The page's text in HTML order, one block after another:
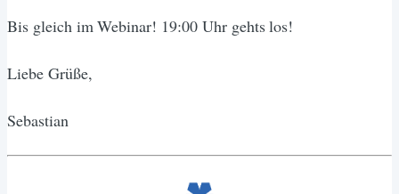
Bis gleich im Webinar! 19:00 Uhr gehts los!
Liebe Grüße,
Sebastian